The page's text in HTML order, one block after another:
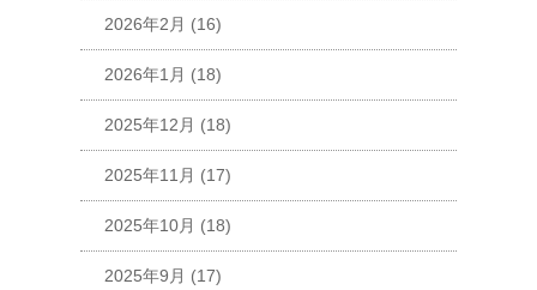
2026年2月 (16)
2026年1月 (18)
2025年12月 (18)
2025年11月 (17)
2025年10月 (18)
2025年9月 (17)